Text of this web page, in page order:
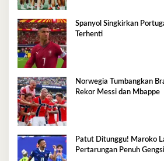
Spanyol Singkirkan
Terhenti
Norwegia Tumbangkan
Rekor Messi dan Mbappe
Patut Ditunggu! Maroko
Pertarungan Penuh